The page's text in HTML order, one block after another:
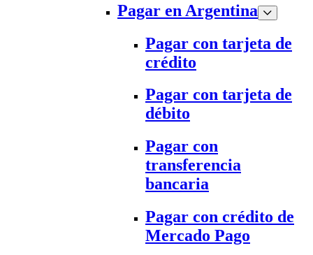
Pagar en Argentina
Pagar con tarjeta de
crédito
Pagar con tarjeta de
débito
Pagar con
transferencia
bancaria
Pagar con crédito de
Mercado Pago